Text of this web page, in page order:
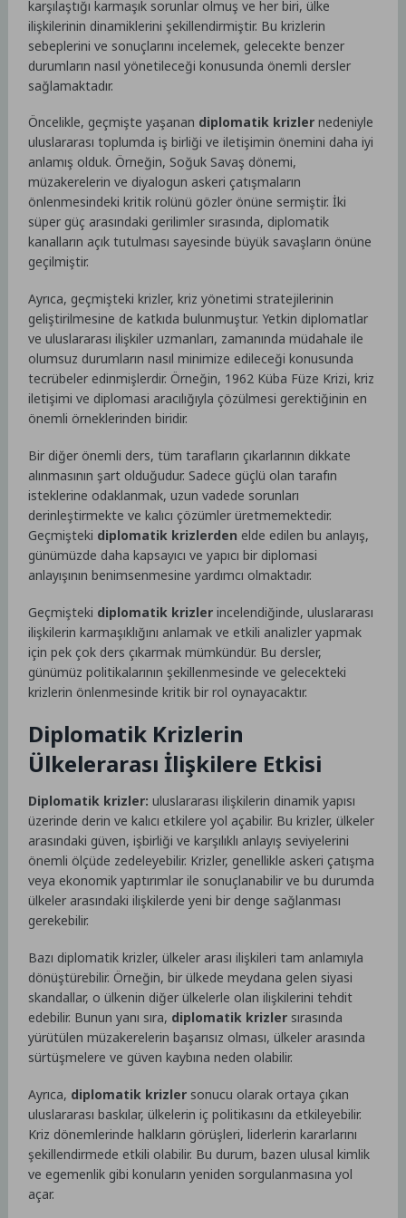
karşılaştığı karmaşık sorunlar olmuş ve her biri, ülke
ilişkilerinin dinamiklerini şekillendirmiştir. Bu krizlerin
sebeplerini ve sonuçlarını incelemek, gelecekte benzer
durumların nasıl yönetileceği konusunda önemli dersler
sağlamaktadır.
Öncelikle, geçmişte yaşanan diplomatik krizler nedeniyle
uluslararası toplumda iş birliği ve iletişimin önemini daha iyi
anlamış olduk. Örneğin, Soğuk Savaş dönemi,
müzakerelerin ve diyalogun askeri çatışmaların
önlenmesindeki kritik rolünü gözler önüne sermiştir. İki
süper güç arasındaki gerilimler sırasında, diplomatik
kanalların açık tutulması sayesinde büyük savaşların önüne
geçilmiştir.
Ayrıca, geçmişteki krizler, kriz yönetimi stratejilerinin
geliştirilmesine de katkıda bulunmuştur. Yetkin diplomatlar
ve uluslararası ilişkiler uzmanları, zamanında müdahale ile
olumsuz durumların nasıl minimize edileceği konusunda
tecrübeler edinmişlerdir. Örneğin, 1962 Küba Füze Krizi, kriz
iletişimi ve diplomasi aracılığıyla çözülmesi gerektiğinin en
önemli örneklerinden biridir.
Bir diğer önemli ders, tüm tarafların çıkarlarının dikkate
alınmasının şart olduğudur. Sadece güçlü olan tarafın
isteklerine odaklanmak, uzun vadede sorunları
derinleştirmekte ve kalıcı çözümler üretmemektedir.
Geçmişteki diplomatik krizlerden elde edilen bu anlayış,
günümüzde daha kapsayıcı ve yapıcı bir diplomasi
anlayışının benimsenmesine yardımcı olmaktadır.
Geçmişteki diplomatik krizler incelendiğinde, uluslararası
ilişkilerin karmaşıklığını anlamak ve etkili analizler yapmak
için pek çok ders çıkarmak mümkündür. Bu dersler,
günümüz politikalarının şekillenmesinde ve gelecekteki
krizlerin önlenmesinde kritik bir rol oynayacaktır.
Diplomatik Krizlerin
Ülkelerarası İlişkilere Etkisi
Diplomatik krizler: uluslararası ilişkilerin dinamik yapısı
üzerinde derin ve kalıcı etkilere yol açabilir. Bu krizler, ülkeler
arasındaki güven, işbirliği ve karşılıklı anlayış seviyelerini
önemli ölçüde zedeleyebilir. Krizler, genellikle askeri çatışma
veya ekonomik yaptırımlar ile sonuçlanabilir ve bu durumda
ülkeler arasındaki ilişkilerde yeni bir denge sağlanması
gerekebilir.
Bazı diplomatik krizler, ülkeler arası ilişkileri tam anlamıyla
dönüştürebilir. Örneğin, bir ülkede meydana gelen siyasi
skandallar, o ülkenin diğer ülkelerle olan ilişkilerini tehdit
edebilir. Bunun yanı sıra, diplomatik krizler sırasında
yürütülen müzakerelerin başarısız olması, ülkeler arasında
sürtüşmelere ve güven kaybına neden olabilir.
Ayrıca, diplomatik krizler sonucu olarak ortaya çıkan
uluslararası baskılar, ülkelerin iç politikasını da etkileyebilir.
Kriz dönemlerinde halkların görüşleri, liderlerin kararlarını
şekillendirmede etkili olabilir. Bu durum, bazen ulusal kimlik
ve egemenlik gibi konuların yeniden sorgulanmasına yol
açar.